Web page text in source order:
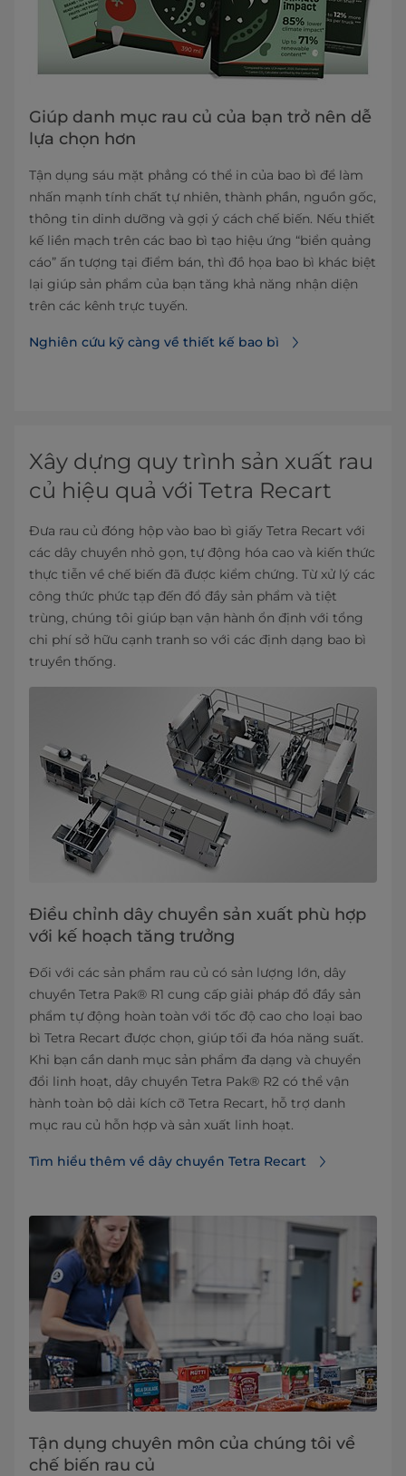
Giúp danh mục rau củ của bạn trở nên dễ
lựa chọn hơn
Tận dụng sáu mặt phẳng có thể in của bao bì để làm
nhấn mạnh tính chất tự nhiên, thành phần, nguồn gốc,
thông tin dinh dưỡng và gợi ý cách chế biến. Nếu thiết
kế liền mạch trên các bao bì tạo hiệu ứng “biển quảng
cáo” ấn tượng tại điểm bán, thì đồ họa bao bì khác biệt
lại giúp sản phẩm của bạn tăng khả năng nhận diện
trên các kênh trực tuyến.
Nghiên cứu kỹ càng về thiết kế bao bì
Xây dựng quy trình sản xuất rau
củ hiệu quả với Tetra Recart
Đưa rau củ đóng hộp vào bao bì giấy Tetra Recart với
các dây chuyền nhỏ gọn, tự động hóa cao và kiến thức
thực tiễn về chế biến đã được kiểm chứng. Từ xử lý các
công thức phức tạp đến đổ đầy sản phẩm và tiệt
trùng, chúng tôi giúp bạn vận hành ổn định với tổng
chi phí sở hữu cạnh tranh so với các định dạng bao bì
truyền thống.
Điều chỉnh dây chuyền sản xuất phù hợp
với kế hoạch tăng trưởng
Đối với các sản phẩm rau củ có sản lượng lớn, dây
chuyền Tetra Pak® R1 cung cấp giải pháp đổ đầy sản
phẩm tự động hoàn toàn với tốc độ cao cho loại bao
bì Tetra Recart được chọn, giúp tối đa hóa năng suất.
Khi bạn cần danh mục sản phẩm đa dạng và chuyển
đổi linh hoạt, dây chuyền Tetra Pak® R2 có thể vận
hành toàn bộ dải kích cỡ Tetra Recart, hỗ trợ danh
mục rau củ hỗn hợp và sản xuất linh hoạt.
Tìm hiểu thêm về dây chuyền Tetra Recart
Tận dụng chuyên môn của chúng tôi về
chế biến rau củ